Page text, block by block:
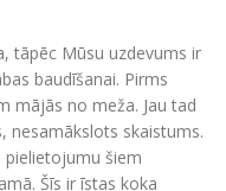
tāpēc Mūsu uzdevums ir
baudīšanai. Pirms
mājās no meža. Jau tad
nesamākslots skaistums.
pielietojumu šiem
Šīs ir īstas koka